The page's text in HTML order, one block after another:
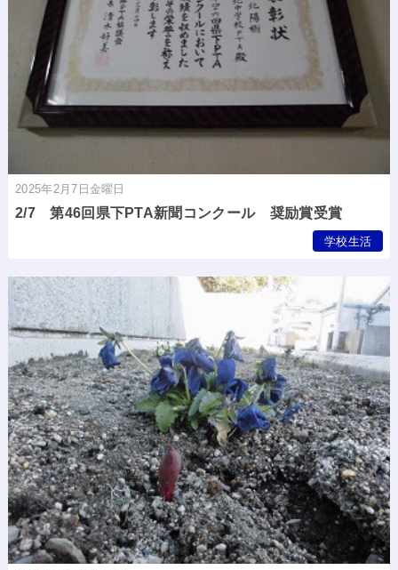
2025年2月7日金曜日
2/7 第46回県下PTA新聞コンクール 奨励賞受賞
学校生活